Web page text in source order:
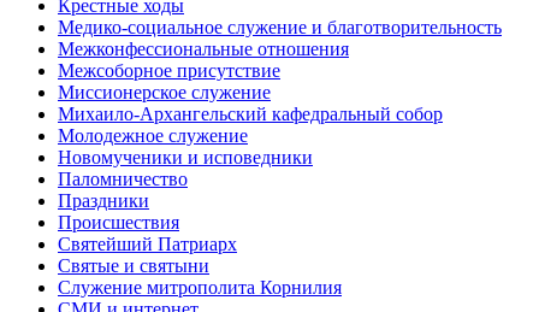
Крестные ходы
Медико-социальное служение и благотворительность
Межконфессиональные отношения
Межсоборное присутствие
Миссионерское служение
Михаило-Архангельский кафедральный собор
Молодежное служение
Новомученики и исповедники
Паломничество
Праздники
Происшествия
Святейший Патриарх
Святые и святыни
Служение митрополита Корнилия